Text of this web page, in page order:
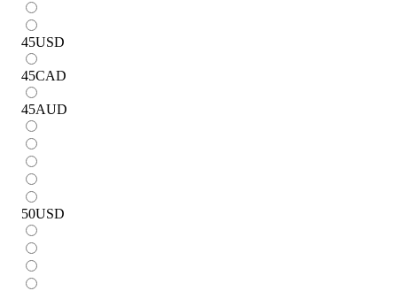
45USD
45CAD
45AUD
50USD